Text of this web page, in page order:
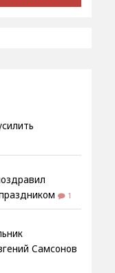
1
Самсонов